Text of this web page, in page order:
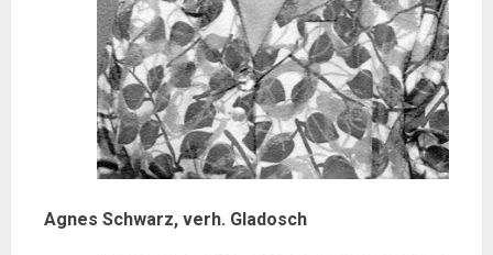
Agnes Schwarz, verh. Gladosch